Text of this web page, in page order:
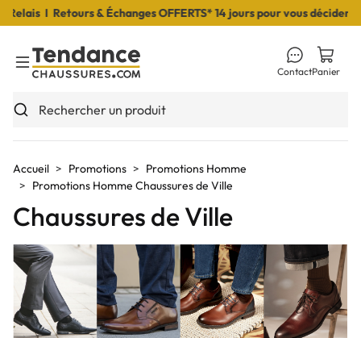
I Retours & Échanges OFFERTS* 14 jours pour vous décider I
Toggle Menu
Rechercher un produit
ContactPanier
Accueil Promotions
Promotions Homme
Promotions Homme Chaussures de Ville
Chaussures de Ville